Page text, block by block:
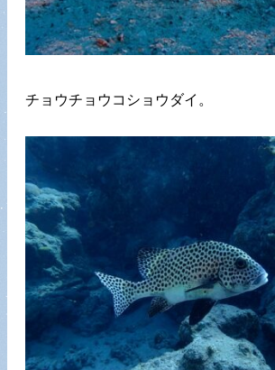
チョウチョウコショウダイ。